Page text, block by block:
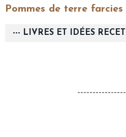
Pommes de terre
--- LIVRES ET IDÉES